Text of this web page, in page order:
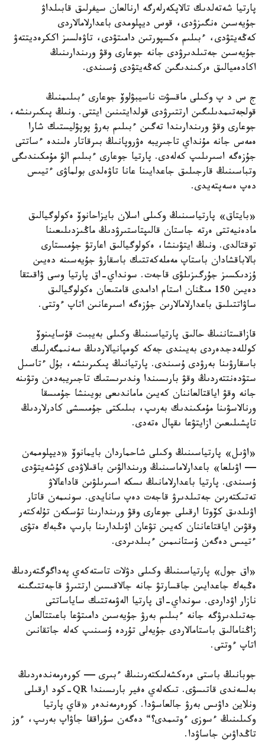
پارتيا شەتەلدىك تالاپكەرلەرگە ارنالعان سيفرلىق قابىلداۋ
جۇيەسىن ەنگىزۋدى، قوس ديپلومدى باعدارلامالاردى
كەڭەيتۋدى، ءبىلىم ەكسپورتىن دامىتۋدى، تاۋەلسىز اككرەديتتەۋ
جۇيەسىن جەتىلدىرۋدى جانە جوعارى وقۋ ورىندارىنىڭ
اكادەميالىق ەركىندىگىن كەڭەيتۋدى ۇسىندى.
ج س د پ وكىلى ماقسۋت ناسيبۋلوۆ جوعارى ءبىلىمنىڭ
قولجەتىمدىلىگىن ارتتىرۋدى قولدايتىنىن ايتتى. ونىڭ پىكىرىنشە،
جوعارى وقۋ ورىندارىندا تەگىن ءبىلىم بەرۋ پوپۋليستىك شارا
ەمەس جانە مۇنداي تاجىريبە ەۋروپانىڭ بىرقاتار ەلىندە ءساتتى
جۇزەگە اسىرىلىپ كەلەدى. پارتيا جوعارى ءبىلىم الۋ مۇمكىندىگى
وتباسىنىڭ قارجىلىق جاعدايىنا عانا تاۋەلدى بولماۋى ءتيىس
دەپ ەسەپتەيدى.
«بايتاق» پارتياسىنىڭ وكىلى اسلان بايزاحانوۆ ەكولوگيالىق
مادەنيەتتى ەرتە جاستان قالىپتاستىرۋدىڭ ماڭىزدىلىعىنا
توقتالدى. ونىڭ ايتۋىنشا، ەكولوگيالىق اعارتۋ جۇمىستارى
بالاباقشادان باستاپ مەملەكەتتىك باسقارۋ جۇيەسىنە دەيىن
ۇزدىكسىز جۇرگىزىلۋى قاجەت. سونداي-اق پارتيا وسى ۋاقىتقا
دەيىن 150 مىڭنان استام ادامدى قامتىعان ەكولوگيالىق
ساۋاتتىلىق باعدارلامالارىن جۇزەگە اسىرعانىن اتاپ ءوتتى.
قازاقستاننىڭ حالىق پارتياسىنىڭ وكىلى بەيبىت قۇسايىنوۆ
كوللەدجدەردى بەيىندى جەكە كومپانيالاردىڭ سەنىمگەرلىك
باسقارۋىنا بەرۋدى ۇسىندى. پارتيانىڭ پىكىرىنشە، بۇل ءتاسىل
ستۋدەنتتەردىڭ وقۋ بارىسىندا وندىرىستىك تاجىريبەدەن وتۋىنە
جانە وقۋ اياقتالعاننان كەيىن ماماندىعى بويىنشا جۇمىسقا
ورنالاسۋىنا مۇمكىندىك بەرىپ، بىلىكتى جۇمىسشى كادرلاردىڭ
تاپشىلىعىن ازايتۋعا ىقپال ەتەدى.
«اۋىل» پارتياسىنىڭ وكىلى شاحماردان بايمانوۆ «ديپلوممەن
— اۋىلعا» باعدارلاماسىنىڭ ورىندالۋىن باقىلاۋدى كۇشەيتۋدى
ۇسىندى. پارتيا باعدارلامانىڭ ىسكە اسىرىلۋىن قاداعالاۋ
تەتىكتەرىن جەتىلدىرۋ قاجەت دەپ سانايدى. سونىمەن قاتار
اۋىلدىق كۆوتا ارقىلى جوعارى وقۋ ورىندارىنا تۇسكەن تۇلەكتەر
وقۋىن اياقتاعاننان كەيىن تۋعان اۋىلدارىنا بارىپ ەڭبەك ەتۋى
ءتيىس دەگەن ۇستانىمىن ءبىلدىردى.
«اق جول» پارتياسىنىڭ وكىلى دۋلات تاستەكەي پەداگوگتەردىڭ
ەڭبەك جاعدايىن جاقسارتۋ جانە جالاقىسىن ارتتىرۋ قاجەتتىگىنە
نازار اۋداردى. سونداي-اق پارتيا الەۋمەتتىك ساياساتتى
جەتىلدىرۋگە جانە ءبىلىم بەرۋ جۇيەسىن دامىتۋعا باعىتتالعان
زاڭنامالىق باستامالاردى جۇيەلى تۇردە ۇسىنىپ كەلە جاتقانىن
اتاپ ءوتتى.
جوبانىڭ باستى ەرەكشەلىكتەرىنىڭ ءبىرى — كورەرمەندەردىڭ
بەلسەندى قاتىسۋى. تىكەلەي ەفير بارىسىندا QR-كود ارقىلى
ونلاين داۋىس بەرۋ جالعاسۋدا. كورەرمەندەر «قاي پارتيا
وكىلىنىڭ ءسوزى ءوتىمدى؟“ دەگەن سۇراققا جاۋاپ بەرىپ، ءوز
تاڭداۋىن جاساۋدا.